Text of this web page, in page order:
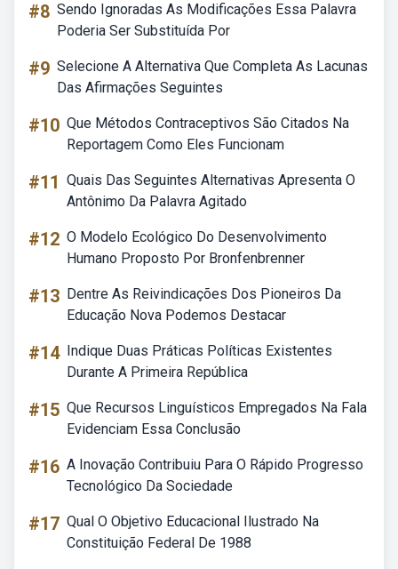
#8 Sendo Ignoradas As Modificações Essa Palavra
Poderia Ser Substituída Por
#9 Selecione A Alternativa Que Completa As Lacunas
Das Afirmações Seguintes
#10 Que Métodos Contraceptivos São Citados Na
Reportagem Como Eles Funcionam
#11 Quais Das Seguintes Alternativas Apresenta O
Antônimo Da Palavra Agitado
#12 O Modelo Ecológico Do Desenvolvimento
Humano Proposto Por Bronfenbrenner
#13 Dentre As Reivindicações Dos Pioneiros Da
Educação Nova Podemos Destacar
#14 Indique Duas Práticas Políticas Existentes
Durante A Primeira República
#15 Que Recursos Linguísticos Empregados Na Fala
Evidenciam Essa Conclusão
#16 A Inovação Contribuiu Para O Rápido Progresso
Tecnológico Da Sociedade
#17 Qual O Objetivo Educacional Ilustrado Na
Constituição Federal De 1988